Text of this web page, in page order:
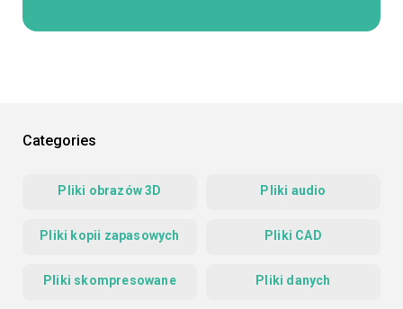
Categories
Pliki obrazów 3D Pliki audio
Pliki kopii zapasowych Pliki CAD
Pliki skompresowane Pliki danych